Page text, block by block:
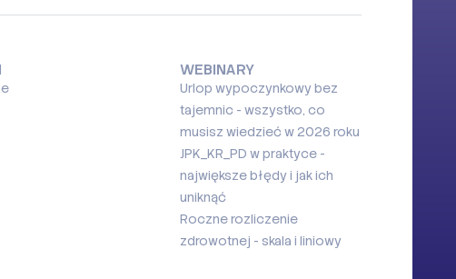
WEBINARY
Urlop wypoczynkowy bez
tajemnic - wszystko, co
musisz wiedzieć w 2026 roku
JPK_KR_PD w praktyce -
największe błędy i jak ich
uniknąć
Roczne rozliczenie
zdrowotnej - skala i liniowy